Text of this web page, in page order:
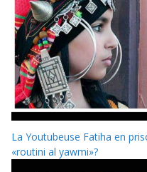
La Youtubeuse Fatiha en
«routini al yawmi»?